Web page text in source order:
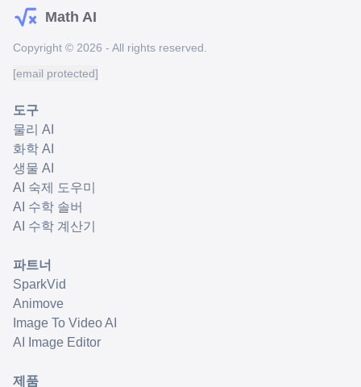
Math AI
Copyright © 2026 - All rights reserved.
[email protected]
도구
물리 AI
화학 AI
생물 AI
AI 숙제 도우미
AI 수학 솔버
AI 수학 계산기
파트너
SparkVid
Animove
Image To Video AI
AI Image Editor
제품